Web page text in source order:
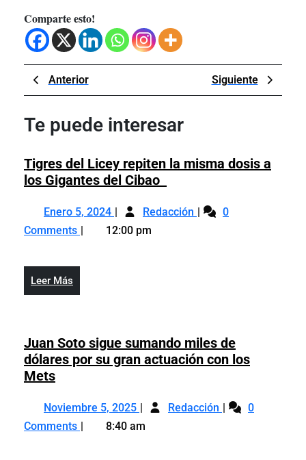
Comparte esto!
Navegación
de
entradas
AnteriorPrevious
Post
Siguiente
Post
Te puede interesar
Tigres del Licey repiten la misma dosis a
los Gigantes del Cibao
Licey
del
Cibao
Enero 5, 2024 Enero
5,
2024
Redacción Tigres
los
Gigantes
0
Comments
12:00 pm
Leer Más
Más
Juan Soto sigue sumando miles de
dólares por su gran actuación con los
MetsJuan
sigue
sumando
Noviembre 5, 2025 NoviembreRedacción Juan 0
Comments
8:40 am